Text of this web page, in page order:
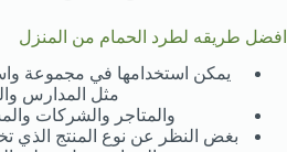
افضل طريقه لطرد الحمام من المنزل
يمكن استخدامها في مجموعة
مثل المدارس
والمتاجر والشركات
بغض النظر عن نوع المنتج الذي